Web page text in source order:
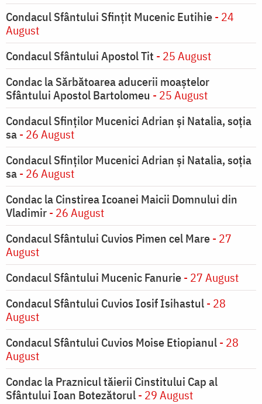
Condacul Sfântului Sfinţit Mucenic Eutihie- 24
August
Condacul Sfântului Apostol Tit - 25 August
Condac la Sărbătoarea aducerii moaştelor
Sfântului Apostol Bartolomeu - 25 August
Condacul Sfinţilor Mucenici Adrian şi Natalia, soţia
sa- 26 August
Condacul Sfinţilor Mucenici Adrian şi Natalia, soţia
sa- 26 August
Condac la Cinstirea Icoanei Maicii Domnului din
Vladimir- 26 August
Condacul Sfântului Cuvios Pimen cel Mare- 27
August
Condacul Sfântului Mucenic Fanurie- 27 August
Condacul Sfântului Cuvios Iosif Isihastul- 28
August
Condacul Sfântului Cuvios Moise Etiopianul- 28
August
Condac la Praznicul tăierii Cinstitului Cap al
Sfântului Ioan Botezătorul- 29 August